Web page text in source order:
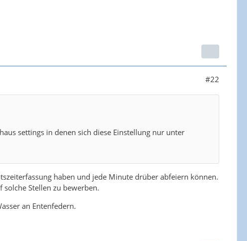
#22
settings in denen sich diese Einstellung nur unter
haben und jede Minute drüber abfeiern können.
Stellen zu bewerben.
an Entenfedern.